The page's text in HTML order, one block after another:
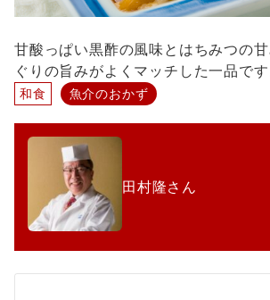
甘酸っぱい黒酢の風味とはちみつの
ぐりの旨みがよくマッチした一品です
和食 魚介のおかず
田村隆さん